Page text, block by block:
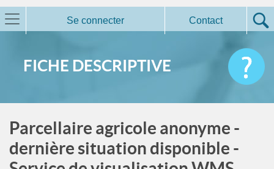
Se connecter Contact
FICHE DESCRIPTIVE
Parcellaire agricole anonyme -
dernière situation disponible -